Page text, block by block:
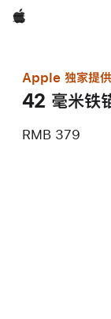
Apple
Apple 独家提供
42 毫米铁
RMB 379